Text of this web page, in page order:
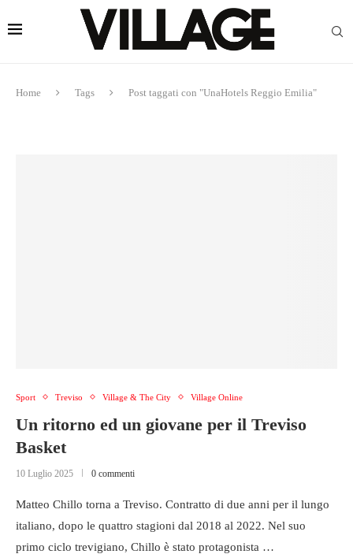
Home Tags Post taggati con "UnaHotels Reggio Emilia"
Sport Treviso Village & The City Village Online
Un ritorno ed un giovane per il Treviso
Basket
10 Luglio 2025 0 commenti
Matteo Chillo torna a Treviso. Contratto di due anni per il lungo
italiano, dopo le quattro stagioni dal 2018 al 2022. Nel suo
primo ciclo trevigiano, Chillo è stato protagonista …